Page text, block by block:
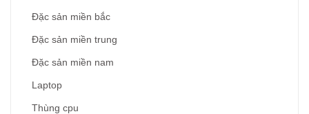
Đặc sản miền bắc
Đặc sản miền trung
Đặc sản miền nam
Laptop
Thùng cpu